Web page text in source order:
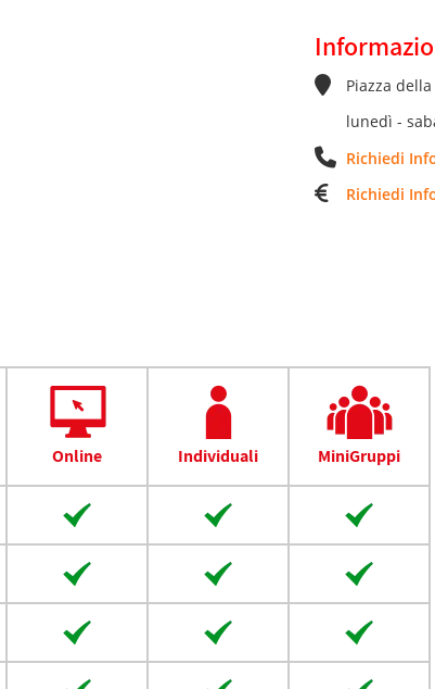
Piazza
lunedì -
Richiedi
Richiedi
Online Individuali MiniGruppi